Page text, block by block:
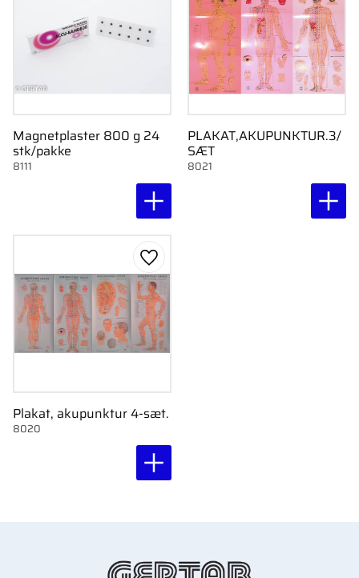
Magnetplaster 800 g 24
stk/pakke
8111
PLAKAT,AKUPUNKTUR.3/
SÆT
8021
Plakat, akupunktur 4-sæt.
8020
Gem som favorit